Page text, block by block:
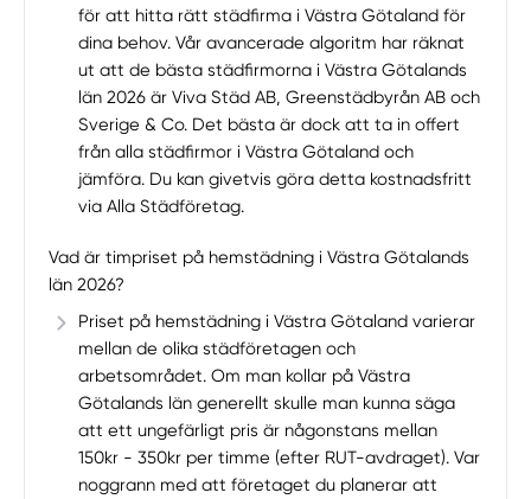
för att hitta rätt städfirma i Västra Götaland för
dina behov. Vår avancerade algoritm har räknat
ut att de bästa städfirmorna i Västra Götalands
län 2026 är Viva Städ AB, Greenstädbyrån AB och
Sverige & Co. Det bästa är dock att ta in offert
från alla städfirmor i Västra Götaland och
jämföra. Du kan givetvis göra detta kostnadsfritt
via Alla Städföretag.
Vad är timpriset på hemstädning i Västra Götalands
län 2026?
Priset på hemstädning i Västra Götaland varierar
mellan de olika städföretagen och
arbetsområdet. Om man kollar på Västra
Götalands län generellt skulle man kunna säga
att ett ungefärligt pris är någonstans mellan
150kr - 350kr per timme (efter RUT-avdraget). Var
noggrann med att företaget du planerar att